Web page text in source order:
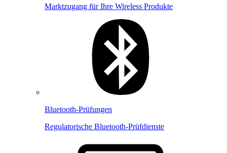
Marktzugang für Ihre Wireless Produkte
Bluetooth-Prüfungen
Regulatorische Bluetooth-Prüfdienste